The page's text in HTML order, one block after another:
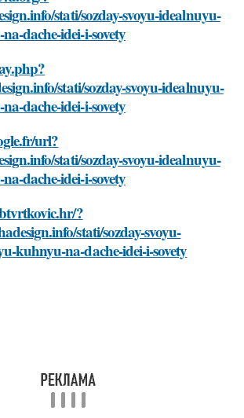
stati/sozday-svoyu-idealnuyu-
dache-idei-i-sovety
stati/sozday-svoyu-idealnuyu-
dache-idei-i-sovety
url?
stati/sozday-svoyu-idealnuyu-
dache-idei-i-sovety
?
stati/sozday-svoyu-
kuhnyu-na-dache-idei-i-sovety